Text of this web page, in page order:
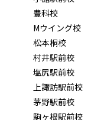
豊科校
Mウイング校
松本桐校
村井駅前校
塩尻駅前校
上諏訪駅前校
茅野駅前校
駒ヶ根駅前校